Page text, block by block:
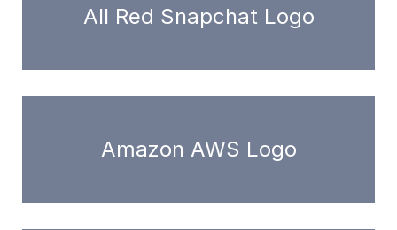
All Red Snapchat Logo
Amazon AWS Logo